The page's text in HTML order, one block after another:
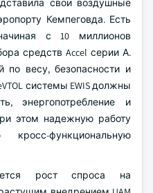
свои воздушные
Кемпеговда. Есть
с 10 миллионов
средств Accel серии А.
по весу, безопасности и
системы EWIS должны
энергопотребление и
этом надежную работу
функциональную
рост спроса на